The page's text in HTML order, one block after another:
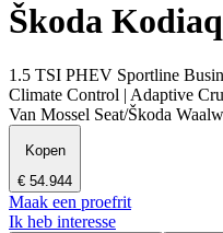
Škoda Kodiaq
1.5 TSI PHEV Sportline
Climate Control | Adaptive
Van Mossel Seat/Škoda
Kopen
€ 54.944
Maak een proefrit
Ik heb interesse